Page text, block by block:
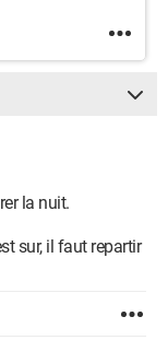
la nuit.
sur, il faut repartir